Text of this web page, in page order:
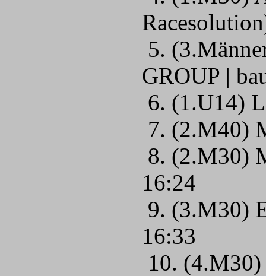
5.
GROUP |
6. (1.U14)
7. (2.M40)
8. (2.M30)
16:24
9. (3.M30)
16:33
10. (4.M30)